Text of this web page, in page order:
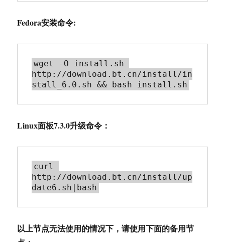
Fedora安装命令:
wget -O install.sh
http://download.bt.cn/install/in
Linux面板7.3.0升级命令：
curl
http://download.bt.cn/install/up
以上节点无法使用的情况下，请使用下面的备用节